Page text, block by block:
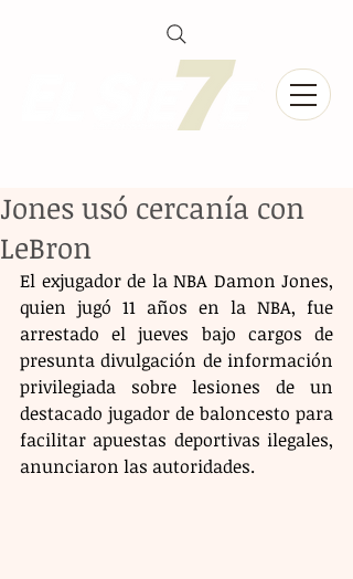
Jones usó cercanía con
LeBron
El exjugador de la NBA Damon Jones,
quien jugó 11 años en la NBA, fue
arrestado el jueves bajo cargos de
presunta divulgación de información
privilegiada sobre lesiones de un
destacado jugador de baloncesto para
facilitar apuestas deportivas ilegales,
anunciaron las autoridades.